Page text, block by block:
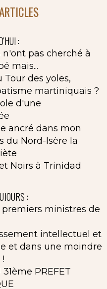
:
pas cherché à
mais...
des yoles,
martiniquais ?
d'une
ancré dans mon
du Nord-Isère la
Noirs à Trinidad
:
ministres de
intellectuel et
et dans une moindre
PREFET